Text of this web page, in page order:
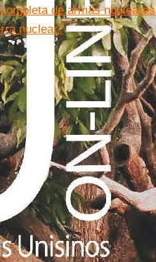
de armas nucleares
nuclear?